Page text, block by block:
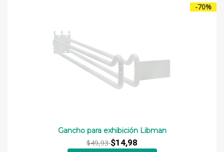
-70%
Gancho para exhibición Libman
$49,93$14,98